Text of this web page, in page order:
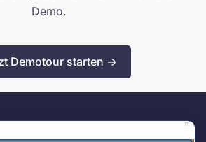
Demo.
Demotour starten ->